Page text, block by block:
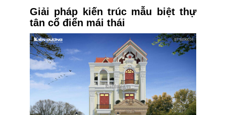
Giải pháp kiến trúc mẫu biệt thự
tân cổ điển mái thái